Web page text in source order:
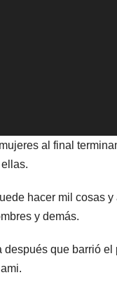
al final
hacer mil cosas
y demás.
después que barrió